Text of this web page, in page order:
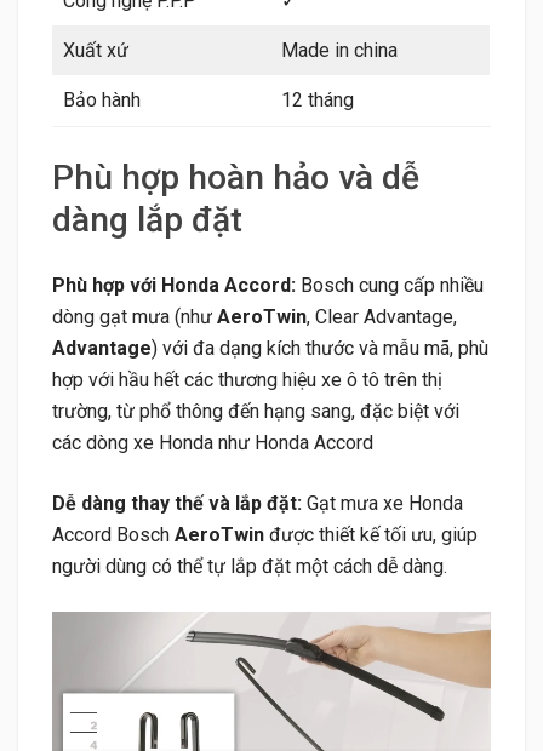
Xuất xứ Made in china
Bảo hành 12 tháng
Phù hợp hoàn hảo và dễ
dàng lắp đặt
Phù hợp với Honda Accord: Bosch cung cấp nhiều
dòng gạt mưa (như AeroTwin, Clear Advantage,
Advantage) với đa dạng kích thước và mẫu mã, phù
hợp với hầu hết các thương hiệu xe ô tô trên thị
trường, từ phổ thông đến hạng sang, đặc biệt với
các dòng xe Honda như Honda Accord
Dễ dàng thay thế và lắp đặt: Gạt mưa xe Honda
Accord Bosch AeroTwin được thiết kế tối ưu, giúp
người dùng có thể tự lắp đặt một cách dễ dàng.